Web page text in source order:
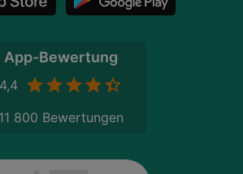
App-Bewertung
4,4
11 800 Bewertungen